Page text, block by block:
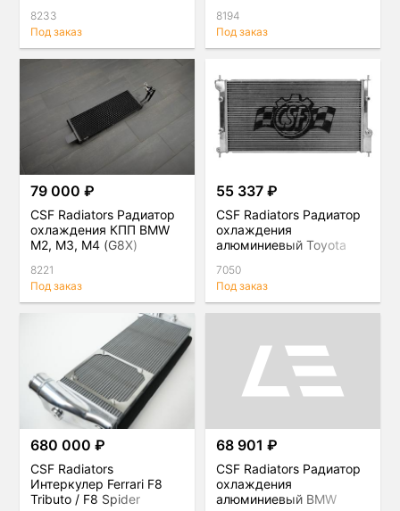
8233
Под заказ
8194
Под заказ
79 000 ₽
CSF Radiators Радиатор
охлаждения КПП BMW
M2, M3, M4 (G8X)
8221
Под заказ
55 337 ₽
CSF Radiators Радиатор
охлаждения
алюминиевый Toyota
7050
Под заказ
680 000 ₽
CSF Radiators
Интеркулер Ferrari F8
Tributo / F8 Spider
68 901 ₽
CSF Radiators Радиатор
охлаждения
алюминиевый BMW